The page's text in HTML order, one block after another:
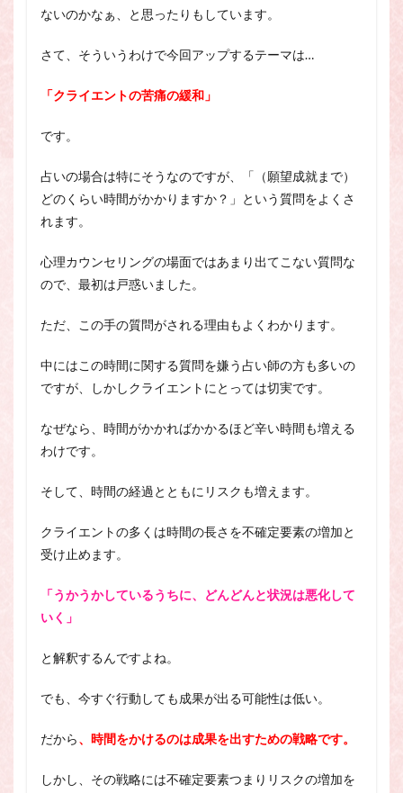
ないのかなぁ、と思ったりもしています。
さて、そういうわけで今回アップするテーマは…
「クライエントの苦痛の緩和」
です。
占いの場合は特にそうなのですが、「（願望成就まで）
どのくらい時間がかかりますか？」という質問をよくさ
れます。
心理カウンセリングの場面ではあまり出てこない質問な
ので、最初は戸惑いました。
ただ、この手の質問がされる理由もよくわかります。
中にはこの時間に関する質問を嫌う占い師の方も多いの
ですが、しかしクライエントにとっては切実です。
なぜなら、時間がかかればかかるほど辛い時間も増える
わけです。
そして、時間の経過とともにリスクも増えます。
クライエントの多くは時間の長さを不確定要素の増加と
受け止めます。
「うかうかしているうちに、どんどんと状況は悪化して
いく」
と解釈するんですよね。
でも、今すぐ行動しても成果が出る可能性は低い。
だから、時間をかけるのは成果を出すための戦略です。
しかし、その戦略には不確定要素つまりリスクの増加を